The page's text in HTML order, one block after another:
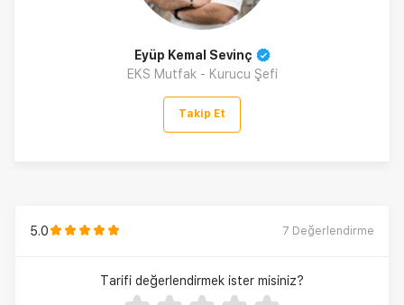
Eyüp Kemal Sevinç
EKS Mutfak - Kurucu Şefi
Takip Et
5.0 7 Değerlendirme
Tarifi değerlendirmek ister misiniz?